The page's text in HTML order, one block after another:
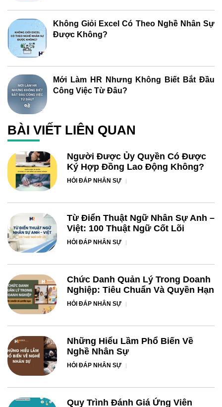
Không Giỏi Excel Có Theo Nghề Nhân Sự
Được Không?
Mới Làm HR Nhưng Không Biết Bắt Đầu
Công Việc Từ Đâu?
BÀI VIẾT LIÊN QUAN
Người Được Ủy Quyền Có Được
Ký Hợp Đồng Lao Động Không?
HỎI ĐÁP NHÂN SỰ
Từ Điển Thuật Ngữ Nhân Sự Anh –
Việt: 100 Thuật Ngữ Cốt Lõi
HỎI ĐÁP NHÂN SỰ
Chức Danh Quản Lý Trong Doanh
Nghiệp: Tiêu Chuẩn Và Quyền Hạn
HỎI ĐÁP NHÂN SỰ
Những Hiểu Lầm Phổ Biến Về
Nghề Nhân Sự
HỎI ĐÁP NHÂN SỰ
Quy Trình Đánh Giá Ứng Viên